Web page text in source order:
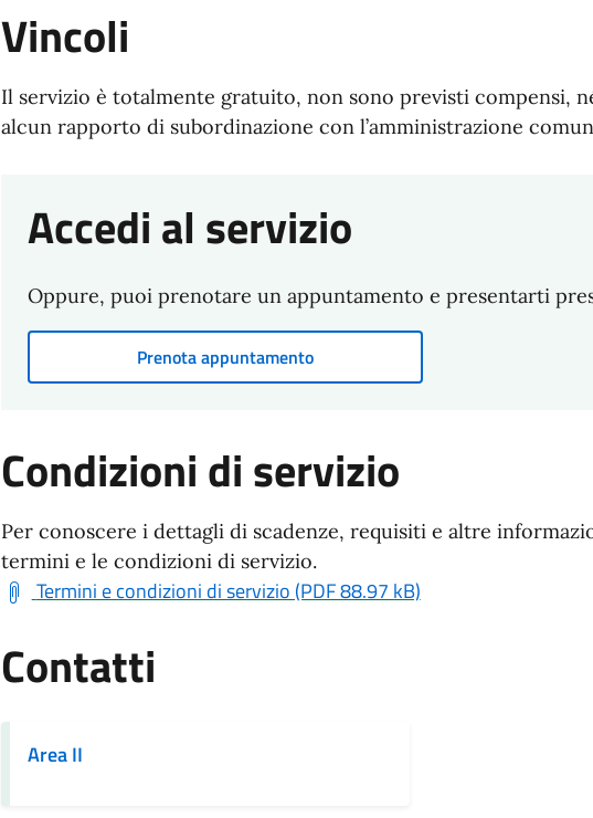
Vincoli
Il servizio è totalmente gratuito, non sono previsti compensi,
alcun rapporto di subordinazione con l’amministrazione
Accedi al servizio
Oppure, puoi prenotare un appuntamento e presentarti
Prenota appuntamento
Condizioni di servizio
Per conoscere i dettagli di scadenze, requisiti e altre
termini e le condizioni di servizio.
Termini e condizioni di servizio (PDF 88.97 kB)
Contatti
Area II